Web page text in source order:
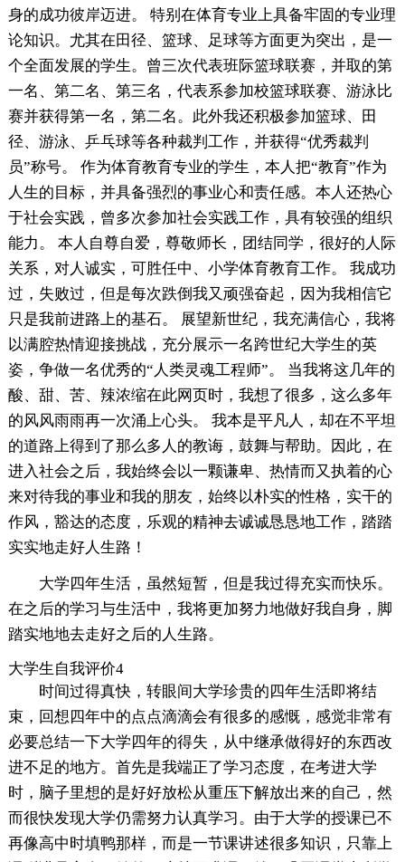
身的成功彼岸迈进。 特别在体育专业上具备牢固的专业理
论知识。尤其在田径、篮球、足球等方面更为突出，是一
个全面发展的学生。曾三次代表班际篮球联赛，并取的第
一名、第二名、第三名，代表系参加校篮球联赛、游泳比
赛并获得第一名，第二名。此外我还积极参加篮球、田
径、游泳、乒乓球等各种裁判工作，并获得“优秀裁判
员”称号。 作为体育教育专业的学生，本人把“教育”作为
人生的目标，并具备强烈的事业心和责任感。本人还热心
于社会实践，曾多次参加社会实践工作，具有较强的组织
能力。 本人自尊自爱，尊敬师长，团结同学，很好的人际
关系，对人诚实，可胜任中、小学体育教育工作。 我成功
过，失败过，但是每次跌倒我又顽强奋起，因为我相信它
只是我前进路上的基石。 展望新世纪，我充满信心，我将
以满腔热情迎接挑战，充分展示一名跨世纪大学生的英
姿，争做一名优秀的“人类灵魂工程师”。 当我将这几年的
酸、甜、苦、辣浓缩在此网页时，我想了很多，这么多年
的风风雨雨再一次涌上心头。 我本是平凡人，却在不平坦
的道路上得到了那么多人的教诲，鼓舞与帮助。因此，在
进入社会之后，我始终会以一颗谦卑、热情而又执着的心
来对待我的事业和我的朋友，始终以朴实的性格，实干的
作风，豁达的态度，乐观的精神去诚诚恳恳地工作，踏踏
实实地走好人生路！
大学四年生活，虽然短暂，但是我过得充实而快乐。
在之后的学习与生活中，我将更加努力地做好我自身，脚
踏实地地去走好之后的人生路。
大学生自我评价4
时间过得真快，转眼间大学珍贵的四年生活即将结
束，回想四年中的点点滴滴会有很多的感慨，感觉非常有
必要总结一下大学四年的得失，从中继承做得好的东西改
进不足的地方。首先是我端正了学习态度，在考进大学
时，脑子里想的是好好放松从重压下解放出来的自己，然
而很快发现大学仍需努力认真学习。由于大学的授课已不
再像高中时填鸭那样，而是一节课讲述很多知识，只靠上